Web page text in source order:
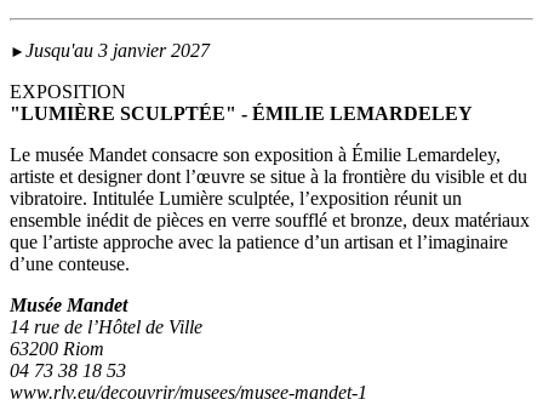
► Jusqu'au 3 janvier 2027
EXPOSITION
"LUMIÈRE SCULPTÉE" - ÉMILIE LEMARDELEY
Le musée Mandet consacre son exposition à Émilie Lemardeley,
artiste et designer dont l’œuvre se situe à la frontière du visible et du
vibratoire. Intitulée Lumière sculptée, l’exposition réunit un
ensemble inédit de pièces en verre soufflé et bronze, deux matériaux
que l’artiste approche avec la patience d’un artisan et l’imaginaire
d’une conteuse.
Musée Mandet
14 rue de l’Hôtel de Ville
63200 Riom
04 73 38 18 53
www.rlv.eu/decouvrir/musees/musee-mandet-1